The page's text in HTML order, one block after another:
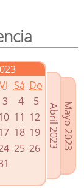
Vi Sá Do
3 4
5
11 12
18 19
25 26
Mayo 2023
Abril 2023